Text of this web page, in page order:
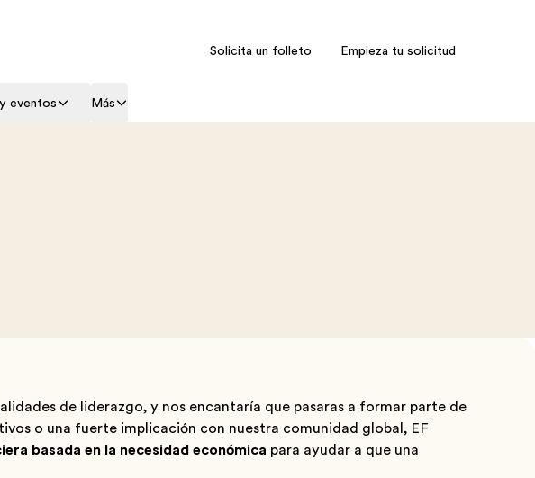
Solicita un folleto Empieza tu solicitud
eventos Más
de liderazgo, y nos encantaría que pasaras a formar parte de
o una fuerte implicación con nuestra comunidad global, EF
basada en la necesidad económica para ayudar a que una